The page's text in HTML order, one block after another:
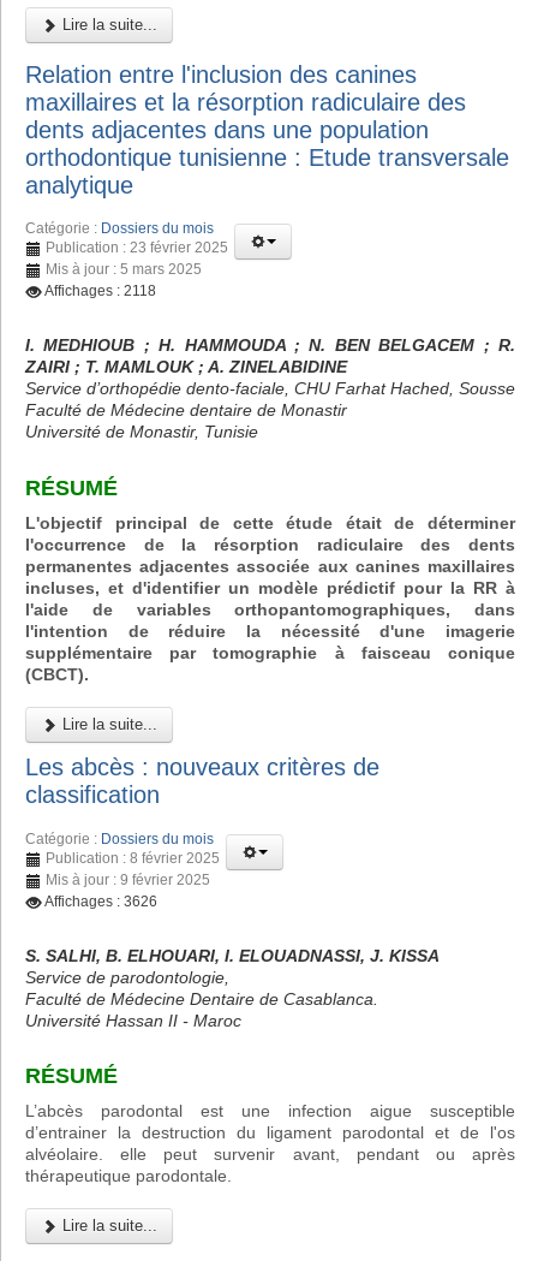
Lire la suite...
Relation entre l'inclusion des canines
maxillaires et la résorption radiculaire des
dents adjacentes dans une population
orthodontique tunisienne : Etude transversale
analytique
Catégorie : Dossiers du mois
Publication : 23 février 2025
Mis à jour : 5 mars 2025
Affichages : 2118
I. MEDHIOUB ; H. HAMMOUDA ; N. BEN BELGACEM ; R.
ZAIRI ; T. MAMLOUK ; A. ZINELABIDINE
Service d’orthopédie dento-faciale, CHU Farhat Hached, Sousse
Faculté de Médecine dentaire de Monastir
Université de Monastir, Tunisie
RÉSUMÉ
L'objectif principal de cette étude était de déterminer
l'occurrence de la résorption radiculaire des dents
permanentes adjacentes associée aux canines maxillaires
incluses, et d'identifier un modèle prédictif pour la RR à
l'aide de variables orthopantomographiques, dans
l'intention de réduire la nécessité d'une imagerie
supplémentaire par tomographie à faisceau conique
(CBCT).
Lire la suite...
Les abcès : nouveaux critères de
classification
Catégorie : Dossiers du mois
Publication : 8 février 2025
Mis à jour : 9 février 2025
Affichages : 3626
S. SALHI, B. ELHOUARI, I. ELOUADNASSI, J. KISSA
Service de parodontologie,
Faculté de Médecine Dentaire de Casablanca.
Université Hassan II - Maroc
RÉSUMÉ
L’abcès parodontal est une infection aigue susceptible
d’entrainer la destruction du ligament parodontal et de l'os
alvéolaire. elle peut survenir avant, pendant ou après
thérapeutique parodontale.
Lire la suite...